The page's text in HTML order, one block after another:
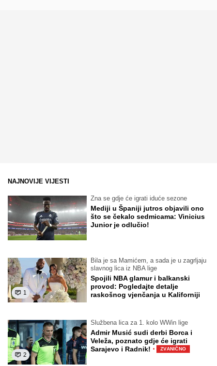
NAJNOVIJE VIJESTI
Zna se gdje će igrati iduće sezone
Mediji u Španiji jutros objavili ono
što se čekalo sedmicama: Vinicius
Junior je odlučio!
1
Bila je sa Mamićem, a sada je u zagrljaju
slavnog lica iz NBA lige
Spojili NBA glamur i balkanski
provod: Pogledajte detalje
raskošnog vjenčanja u Kaliforniji
2
Službena lica za 1. kolo WWin lige
Admir Musić sudi derbi Borca i
Veleža, poznato gdje će igrati
Sarajevo i Radnik! · ZVANIČNO